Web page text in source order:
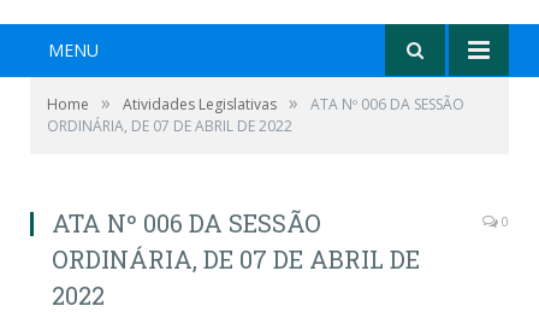
MENU
Home » Atividades Legislativas »
ATA Nº 006 DA SESSÃO
ORDINÁRIA, DE 07 DE ABRIL DE 2022
ATA Nº 006 DA SESSÃO
ORDINÁRIA, DE 07 DE ABRIL DE
2022
0